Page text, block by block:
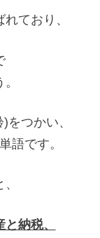
ており、
つかい、
語です。
納税、